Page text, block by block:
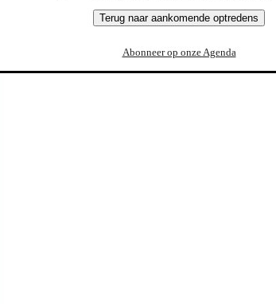
Terug naar aankomende optredens
Abonneer op onze Agenda